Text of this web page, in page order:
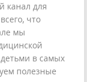
канал для
что
мы
в самых
полезные